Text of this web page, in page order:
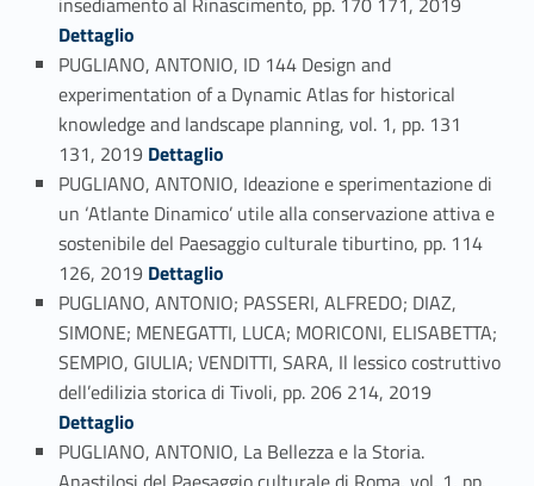
Dettaglio
PUGLIANO, ANTONIO, ID 144 Design and
experimentation of a Dynamic Atlas for historical
knowledge and landscape planning, vol. 1, pp. 131
131, 2019 Link identifier #identifier_person_151452-60
Dettaglio
PUGLIANO, ANTONIO, Ideazione e sperimentazione di
un ‘Atlante Dinamico’ utile alla conservazione attiva e
sostenibile del Paesaggio culturale tiburtino, pp. 114
126, 2019 Link identifier #identifier_person_11758-61
Dettaglio
PUGLIANO, ANTONIO; PASSERI, ALFREDO; DIAZ,
SIMONE; MENEGATTI, LUCA; MORICONI, ELISABETTA;
SEMPIO, GIULIA; VENDITTI, SARA, Il lessico costruttivo
dell’edilizia storica di Tivoli, pp. 206 214, 2019
Dettaglio
PUGLIANO, ANTONIO, La Bellezza e la Storia.